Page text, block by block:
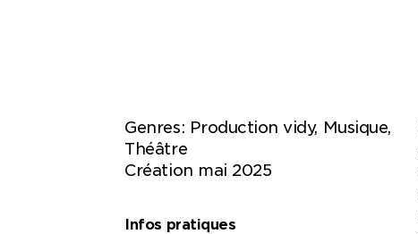
Genres: Production vidy, Musique,
Théâtre
Création mai 2025
Infos pratiques